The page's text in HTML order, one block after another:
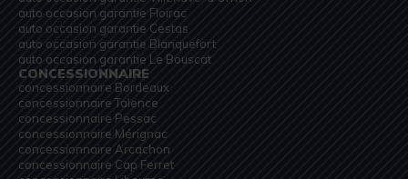
auto occasion garantie Floirac
auto occasion garantie Cestas
auto occasion garantie Blanquefort
auto occasion garantie Le Bouscat
CONCESSIONNAIRE
concessionnaire Bordeaux
concessionnaire Talence
concessionnaire Pessac
concessionnaire Mérignac
concessionnaire Arcachon
concessionnaire Cap Ferret